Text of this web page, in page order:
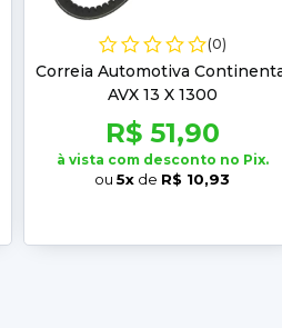
(0)
Correia Automotiva
AVX 13 X 1300
R$ 51,90
à vista com desconto no Pix.
ou5x de R$ 10,93